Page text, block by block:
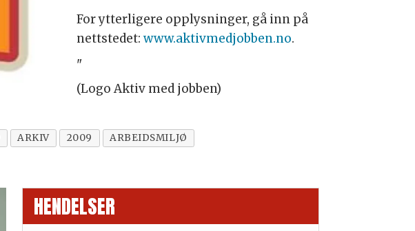
For ytterligere opplysninger, gå inn på
nettstedet:www.aktivmedjobben.no.
"
(Logo Aktiv med jobben)
ARKIV 2009 ARBEIDSMILJØ
HENDELSER